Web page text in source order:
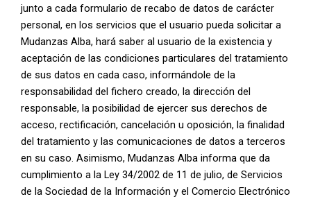
junto a cada formulario de recabo de datos de carácter
personal, en los servicios que el usuario pueda solicitar a
Mudanzas Alba, hará saber al usuario de la existencia y
aceptación de las condiciones particulares del tratamiento
de sus datos en cada caso, informándole de la
responsabilidad del fichero creado, la dirección del
responsable, la posibilidad de ejercer sus derechos de
acceso, rectificación, cancelación u oposición, la finalidad
del tratamiento y las comunicaciones de datos a terceros
en su caso. Asimismo, Mudanzas Alba informa que da
cumplimiento a la Ley 34/2002 de 11 de julio, de Servicios
de la Sociedad de la Información y el Comercio Electrónico